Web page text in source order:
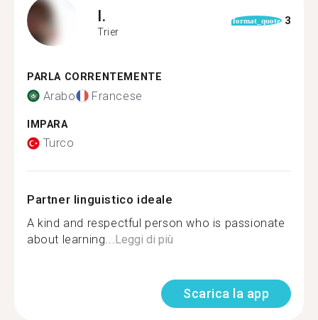
I.
Trier
format_quote 3
PARLA CORRENTEMENTE
Arabo Francese
IMPARA
Turco
Partner linguistico ideale
A kind and respectful person who is passionate
about learning...Leggi di più
Scarica la app